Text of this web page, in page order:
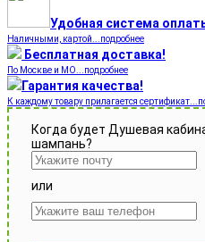
Удобная система
Наличными, картой...подробнее
Бесплатная доставка!
По Москве и МО...подробнее
Гарантия качества!
К каждому товару прилагается
Когда будет Душевая
шампань?
или